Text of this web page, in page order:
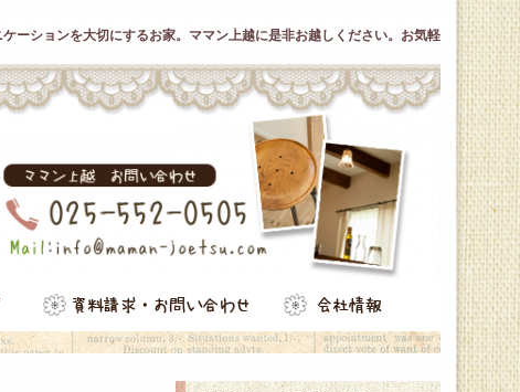
ーションを大切にするお家。ママン上越に是非お越しください。お気軽